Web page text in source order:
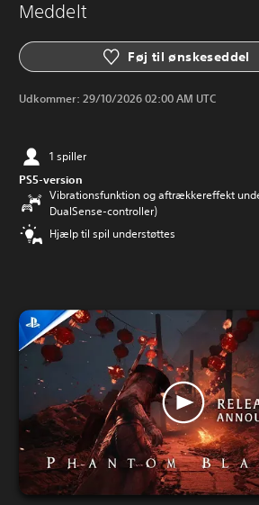
Meddelt
Føj til ønskeseddel
Udkommer: 29/10/2026 02:00 AM UTC
1 spiller
PS5-version
Vibrationsfunktion og aftrækkereffekt
DualSense-controller)
Hjælp til spil understøttes